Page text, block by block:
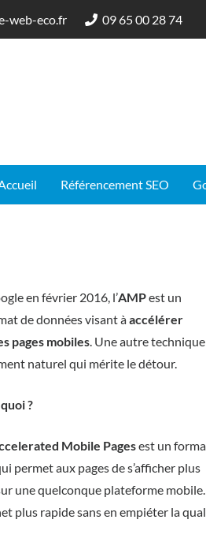
web-eco.fr 09 65 00 28 74
Référencement SEO
en février 2016, l’AMPest un
de données visant àaccélérer
pages mobiles. Une autre technique
naturel qui mérite le détour.
quoi ?
Mobile Pagesest un
permet aux pages de s’afficher plus
une quelconque plateforme mobile.
plus rapide sans en empiéter la